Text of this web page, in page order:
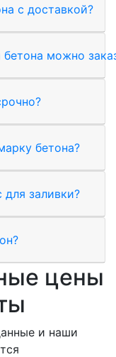
с доставкой?
можно
бетона?
заливки?
цены
и наши